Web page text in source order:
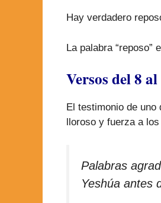
Hay verdadero
La palabra
Versos del 8 al
El testimonio de
lloroso y fuerza a
Palabras
Yeshúa antes